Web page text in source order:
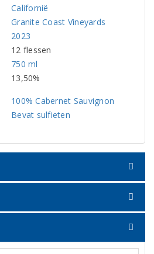
Californië
Granite Coast Vineyards
2023
12 flessen
750 ml
13,50%
100% Cabernet Sauvignon
Bevat sulfieten